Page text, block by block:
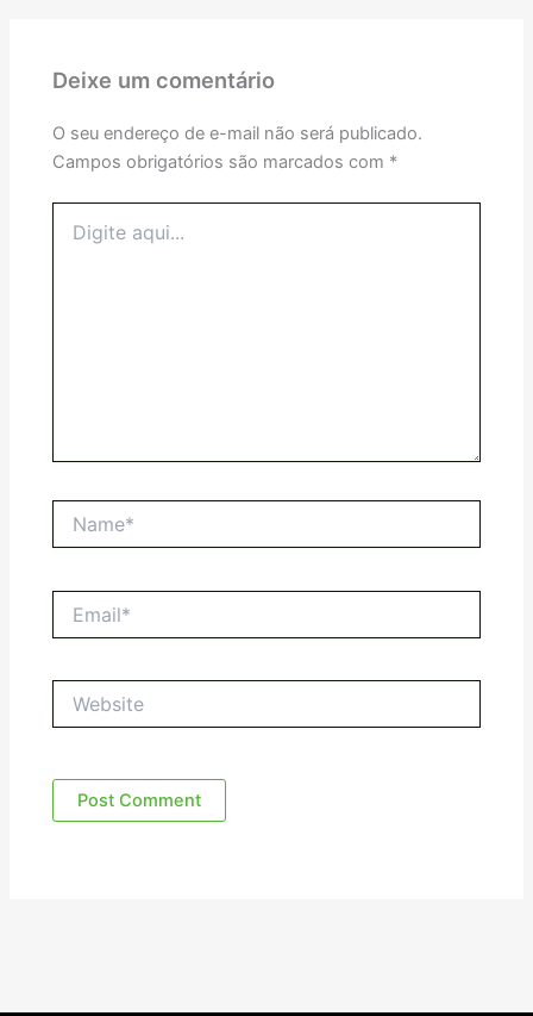
Deixe um comentário
O seu endereço de e-mail não será publicado.
Campos obrigatórios são marcados com *
aqui...